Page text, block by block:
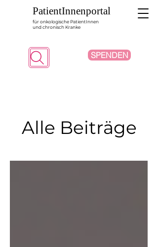
PatientInnenportal
für onkologische PatientInnen
und chronisch Kranke
Suche SPENDEN
Alle Beiträge